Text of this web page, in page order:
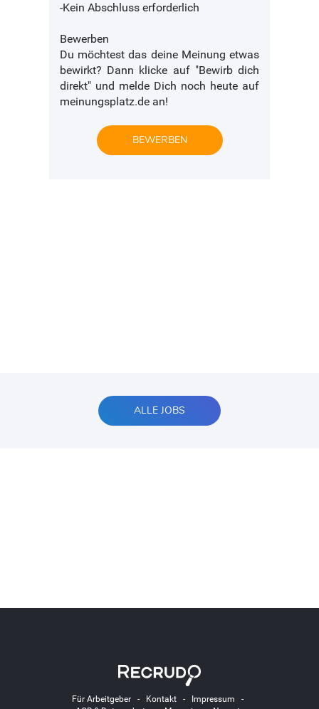
-Kein Abschluss erforderlich
Bewerben
Du möchtest das deine Meinung etwas
bewirkt? Dann klicke auf "Bewirb dich
direkt" und melde Dich noch heute auf
meinungsplatz.de an!
BEWERBEN
ALLE JOBS
Für Arbeitgeber- Kontakt- Impressum -